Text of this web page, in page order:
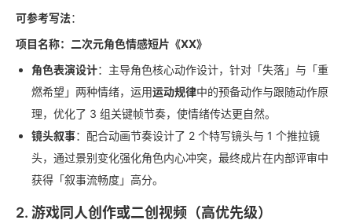
可参考写法：
项目名称：二次元角色情感短片《XX》
角色表演设计：主导角色核心动作设计，针对「失落」与「重
燃希望」两种情绪，运用运动规律中的预备动作与跟随动作原
理，优化了 3 组关键帧节奏，使情绪传达更自然。
镜头叙事：配合动画节奏设计了 2 个特写镜头与 1 个推拉镜
头，通过景别变化强化角色内心冲突，最终成片在内部评审中
获得「叙事流畅度」高分。
2. 游戏同人创作或二创视频（高优先级）